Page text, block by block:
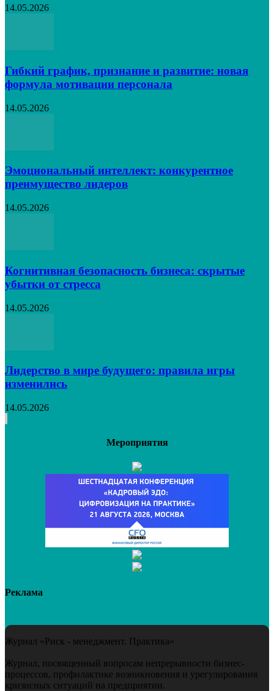
14.05.2026
Гибкий график, признание и развитие: новая
формула мотивации персонала
14.05.2026
Эмоциональный интеллект: конкурентное
преимущество лидеров
14.05.2026
Когнитивная безопасность бизнеса: скрытые
убытки от стресса
14.05.2026
Лидерство в мире будущего: правила игры
изменились
14.05.2026
Мероприятия
Реклама
Журнал «Риск - менеджмент. Практика»
Журнал, посвященный вопросам непрерывности бизнес-
процессов, профилактике возникновения и урегулирования
кризисных ситуаций на предприятии.